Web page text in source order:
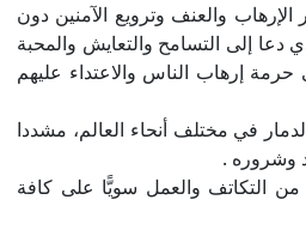
والعنف وترويع الآمنين دون
دعا إلى التسامح والتعايش والمحبة
حرمة إرهاب الناس والاعتداء عليهم
في مختلف أنحاء العالم، مشددا
وشروره .
من التكاتف والعمل سويًّا على كافة